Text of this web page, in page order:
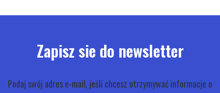
Zapisz sie do newsletter
Podaj swój adres e-mail, jeśli chcesz otrzymywać informacje o